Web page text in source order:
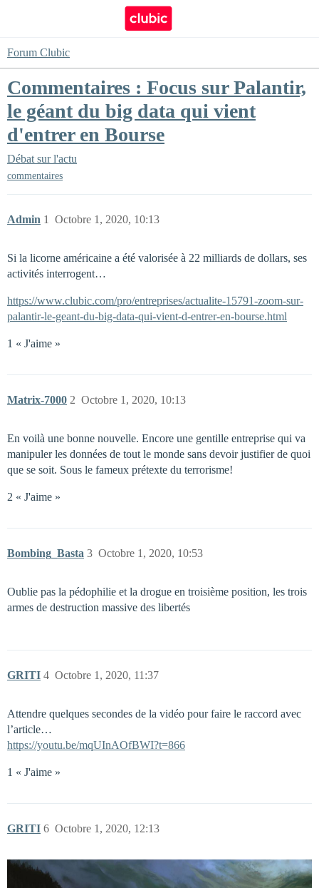
Forum Clubic
Commentaires : Focus sur Palantir,
le géant du big data qui vient
d'entrer en Bourse
Débat sur l'actu
commentaires
Admin Octobre 1, 2020, 10:13
1
Si la licorne américaine a été valorisée à 22 milliards de dollars, ses
activités interrogent…
https://www.clubic.com/pro/entreprises/actualite-15791-zoom-sur-
palantir-le-geant-du-big-data-qui-vient-d-entrer-en-bourse.html
1 « J'aime »
Matrix-7000 Octobre 1, 2020, 10:13
2
En voilà une bonne nouvelle. Encore une gentille entreprise qui va
manipuler les données de tout le monde sans devoir justifier de quoi
que se soit. Sous le fameux prétexte du terrorisme!
2 « J'aime »
Bombing_Basta Octobre 1, 2020, 10:53
3
Oublie pas la pédophilie et la drogue en troisième position, les trois
armes de destruction massive des libertés
GRITI Octobre 1, 2020, 11:37
4
Attendre quelques secondes de la vidéo pour faire le raccord avec
l’article…
https://youtu.be/mqUInAOfBWI?t=866
1 « J'aime »
GRITI Octobre 1, 2020, 12:13
6